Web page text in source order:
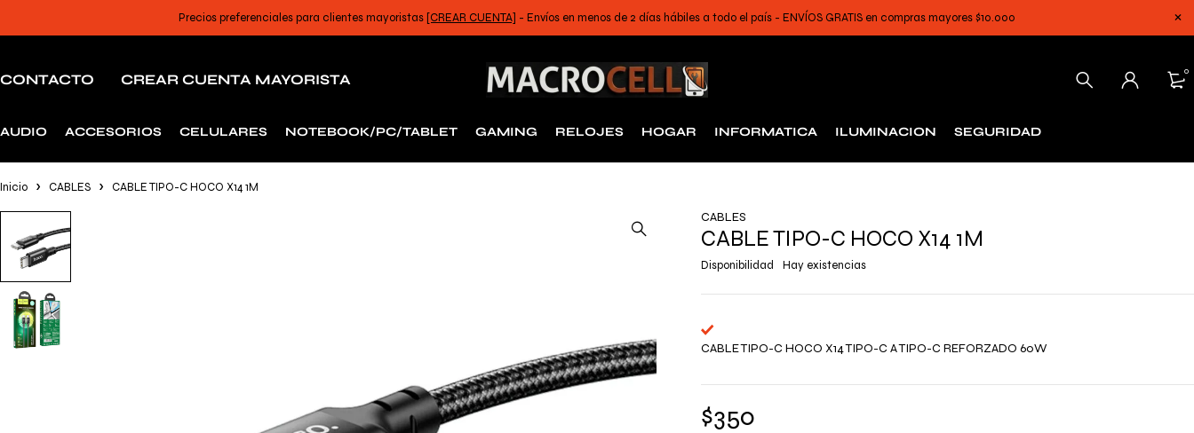
Precios preferenciales para clientes mayoristas [CREAR CUENTA] - Envíos en menos de 2 días hábiles a todo el país - ENVÍOS GRATIS en compras mayores $10.000
CONTACTO CREAR CUENTA MAYORISTA 0
AUDIO ACCESORIOS CELULARES NOTEBOOK/PC/TABLET GAMING RELOJES HOGAR INFORMATICA ILUMINACION SEGURIDAD
Inicio CABLES CABLE TIPO-C HOCO X14 1M
CABLES
CABLE TIPO-C HOCO X14 1M
Disponibilidad Hay existencias
CABLE TIPO-C HOCO X14 TIPO-C A TIPO-C REFORZADO 60W
$350